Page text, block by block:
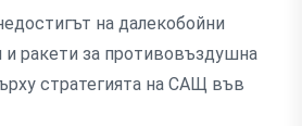
на далекобойни
и ракети за противовъздушна
стратегията на САЩ във